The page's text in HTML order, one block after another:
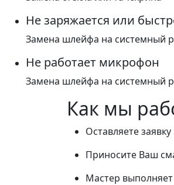
Не заряжается или
Замена шлейфа на системный
Не работает микрофон
Замена шлейфа на системный
Как мы
Оставляете
Приносите Ваш
Мастер